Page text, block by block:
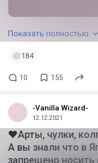
Показать полностью
184
10 155
-Vanilla Wizard-
12.12.2021
❤Арты, чулки,
А вы знали что в
запрещено носить